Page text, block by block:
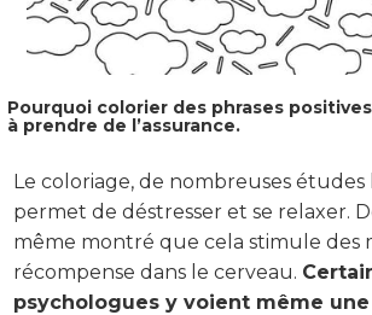
Pourquoi colorier des phrases
à prendre de l’assurance.
Le coloriage, de nombreuses études
permet de déstresser et se relaxer.
même montré que cela stimule des
récompense dans le cerveau.
psychologues y voient même